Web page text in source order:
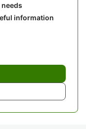
information